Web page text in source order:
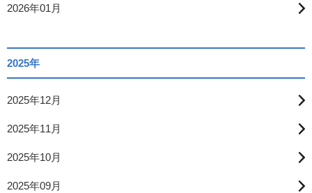
2026年01月
2025年
2025年12月
2025年11月
2025年10月
2025年09月